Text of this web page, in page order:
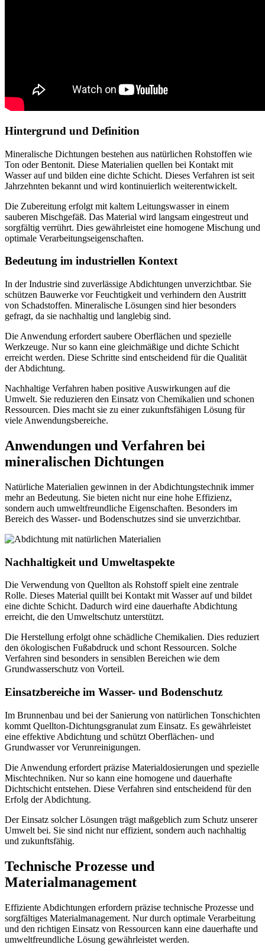
Hintergrund und Definition
Mineralische Dichtungen bestehen aus natürlichen Rohstoffen wie
Ton oder Bentonit. Diese Materialien quellen bei Kontakt mit
Wasser auf und bilden eine dichte Schicht. Dieses Verfahren ist seit
Jahrzehnten bekannt und wird kontinuierlich weiterentwickelt.
Die Zubereitung erfolgt mit kaltem Leitungswasser in einem
sauberen Mischgefäß. Das Material wird langsam eingestreut und
sorgfältig verrührt. Dies gewährleistet eine homogene Mischung und
optimale Verarbeitungseigenschaften.
Bedeutung im industriellen Kontext
In der Industrie sind zuverlässige Abdichtungen unverzichtbar. Sie
schützen Bauwerke vor Feuchtigkeit und verhindern den Austritt
von Schadstoffen. Mineralische Lösungen sind hier besonders
gefragt, da sie nachhaltig und langlebig sind.
Die Anwendung erfordert saubere Oberflächen und spezielle
Werkzeuge. Nur so kann eine gleichmäßige und dichte Schicht
erreicht werden. Diese Schritte sind entscheidend für die Qualität
der Abdichtung.
Nachhaltige Verfahren haben positive Auswirkungen auf die
Umwelt. Sie reduzieren den Einsatz von Chemikalien und schonen
Ressourcen. Dies macht sie zu einer zukunftsfähigen Lösung für
viele Anwendungsbereiche.
Anwendungen und Verfahren bei
mineralischen Dichtungen
Natürliche Materialien gewinnen in der Abdichtungstechnik immer
mehr an Bedeutung. Sie bieten nicht nur eine hohe Effizienz,
sondern auch umweltfreundliche Eigenschaften. Besonders im
Bereich des Wasser- und Bodenschutzes sind sie unverzichtbar.
Nachhaltigkeit und Umweltaspekte
Die Verwendung von Quellton als Rohstoff spielt eine zentrale
Rolle. Dieses Material quillt bei Kontakt mit Wasser auf und bildet
eine dichte Schicht. Dadurch wird eine dauerhafte Abdichtung
erreicht, die den Umweltschutz unterstützt.
Die Herstellung erfolgt ohne schädliche Chemikalien. Dies reduziert
den ökologischen Fußabdruck und schont Ressourcen. Solche
Verfahren sind besonders in sensiblen Bereichen wie dem
Grundwasserschutz von Vorteil.
Einsatzbereiche im Wasser- und Bodenschutz
Im Brunnenbau und bei der Sanierung von natürlichen Tonschichten
kommt Quellton-Dichtungsgranulat zum Einsatz. Es gewährleistet
eine effektive Abdichtung und schützt Oberflächen- und
Grundwasservor Verunreinigungen.
Die Anwendung erfordert präzise Materialdosierungen und spezielle
Mischtechniken. Nur so kann eine homogene und dauerhafte
Dichtschicht entstehen. Diese Verfahren sind entscheidend für den
Erfolg der Abdichtung.
Der Einsatz solcher Lösungen trägt maßgeblich zum Schutz unserer
Umwelt bei. Sie sind nicht nur effizient, sondern auch nachhaltig
und zukunftsfähig.
Technische Prozesse und
Materialmanagement
Effiziente Abdichtungen erfordern präzise technische Prozesse und
sorgfältiges Materialmanagement. Nur durch optimale Verarbeitung
und den richtigen Einsatz von Ressourcen kann eine dauerhafte und
umweltfreundliche Lösung gewährleistet werden.